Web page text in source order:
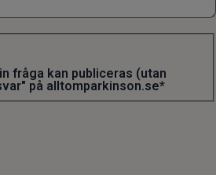
fråga kan publiceras (utan
på alltomparkinson.se*